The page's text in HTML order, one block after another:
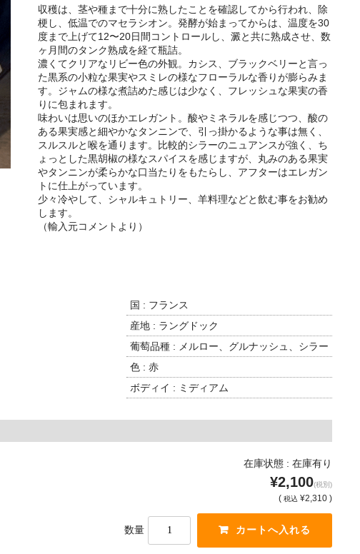
収穫は、茎や種まで十分に熟したことを確認してから行われ、除
梗し、低温でのマセラシオン。発酵が始まってからは、温度を30
度まで上げて12〜20日間コントロールし、澱と共に熟成させ、数
ヶ月間のタンク熟成を経て瓶詰。
濃くてクリアなリビー色の外観。カシス、ブラックベリーと言っ
た黒系の小粒な果実やスミレの様なフローラルな香りが膨らみま
す。ジャムの様な煮詰めた感じは少なく、フレッシュな果実の香
りに包まれます。
味わいは思いのほかエレガント。酸やミネラルを感じつつ、酸の
ある果実感と細やかなタンニンで、引っ掛かるような事は無く、
スルスルと喉を通ります。比較的シラーのニュアンスが強く、ち
ょっとした黒胡椒の様なスパイスを感じますが、丸みのある果実
やタンニンが柔らかな口当たりをもたらし、アフターはエレガン
トに仕上がっています。
少々冷やして、シャルキュトリー、羊料理などと飲む事をお勧め
します。
（輸入元コメントより）
国 : フランス
産地 : ラングドック
葡萄品種 : メルロー、グルナッシュ、シラー
色 : 赤
ボディイ : ミディアム
在庫状態 : 在庫有り
¥2,100(税別)
( 税込 ¥2,310 )
数量